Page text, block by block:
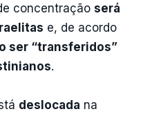
concentração será
e, de acordo
ser “transferidos”
.
deslocada na